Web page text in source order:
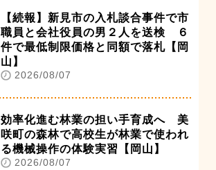
【続報】新見市の入札談合事件で市
職員と会社役員の男２人を送検 ６
件で最低制限価格と同額で落札【岡
山】
2026/08/07
効率化進む林業の担い手育成へ 美
咲町の森林で高校生が林業で使われ
る機械操作の体験実習【岡山】
2026/08/07